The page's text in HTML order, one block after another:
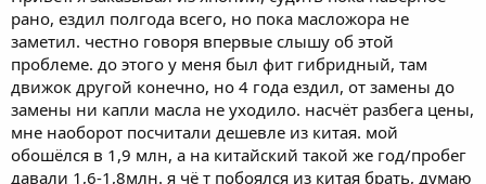
рано, ездил полгода всего, но пока масложора не
заметил. честно говоря впервые слышу об этой
проблеме. до этого у меня был фит гибридный, там
движок другой конечно, но 4 года ездил, от замены до
замены ни капли масла не уходило. насчёт разбега цены,
мне наоборот посчитали дешевле из китая. мой
обошёлся в 1,9 млн, а на китайский такой же год/пробег
давали 1,6-1,8млн. я чё т побоялся из китая брать, думаю